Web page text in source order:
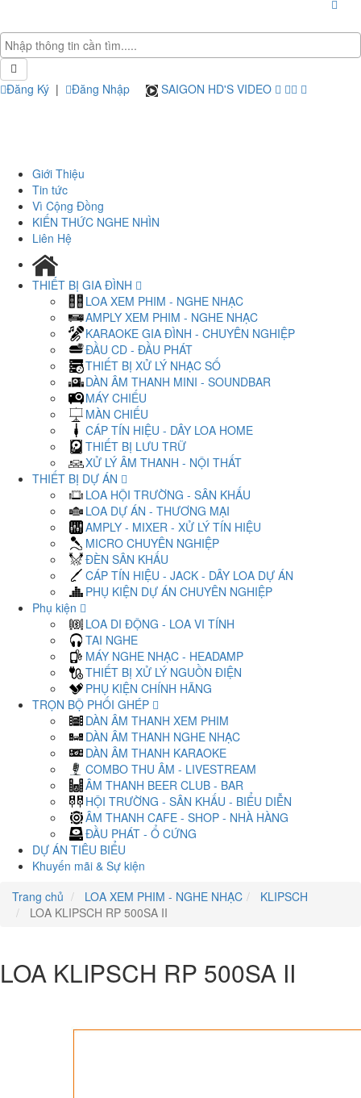
Đăng Ký | Đăng Nhập SAIGON HD'S VIDEO
Giới Thiệu
Tin tức
Vì Cộng Đồng
KIẾN THỨC NGHE NHÌN
Liên Hệ
THIẾT BỊ GIA ĐÌNH
LOA XEM PHIM - NGHE NHẠC
AMPLY XEM PHIM - NGHE NHẠC
KARAOKE GIA ĐÌNH - CHUYÊN NGHIỆP
ĐẦU CD - ĐẦU PHÁT
THIẾT BỊ XỬ LÝ NHẠC SỐ
DÀN ÂM THANH MINI - SOUNDBAR
MÁY CHIẾU
MÀN CHIẾU
CÁP TÍN HIỆU - DÂY LOA HOME
THIẾT BỊ LƯU TRỮ
XỬ LÝ ÂM THANH - NỘI THẤT
THIẾT BỊ DỰ ÁN
LOA HỘI TRƯỜNG - SÂN KHẤU
LOA DỰ ÁN - THƯƠNG MẠI
AMPLY - MIXER - XỬ LÝ TÍN HIỆU
MICRO CHUYÊN NGHIỆP
ĐÈN SÂN KHẤU
CÁP TÍN HIỆU - JACK - DÂY LOA DỰ ÁN
PHỤ KIỆN DỰ ÁN CHUYÊN NGHIỆP
Phụ kiện
LOA DI ĐỘNG - LOA VI TÍNH
TAI NGHE
MÁY NGHE NHẠC - HEADAMP
THIẾT BỊ XỬ LÝ NGUỒN ĐIỆN
PHỤ KIỆN CHÍNH HÃNG
TRỌN BỘ PHỐI GHÉP
DÀN ÂM THANH XEM PHIM
DÀN ÂM THANH NGHE NHẠC
DÀN ÂM THANH KARAOKE
COMBO THU ÂM - LIVESTREAM
ÂM THANH BEER CLUB - BAR
HỘI TRƯỜNG - SÂN KHẤU - BIỂU DIỄN
ÂM THANH CAFE - SHOP - NHÀ HÀNG
ĐẦU PHÁT - Ổ CỨNG
DỰ ÁN TIÊU BIỂU
Khuyến mãi & Sự kiện
Trang chủ
LOA XEM PHIM - NGHE NHẠC
KLIPSCH
LOA KLIPSCH RP 500SA II
LOA KLIPSCH RP 500SA II